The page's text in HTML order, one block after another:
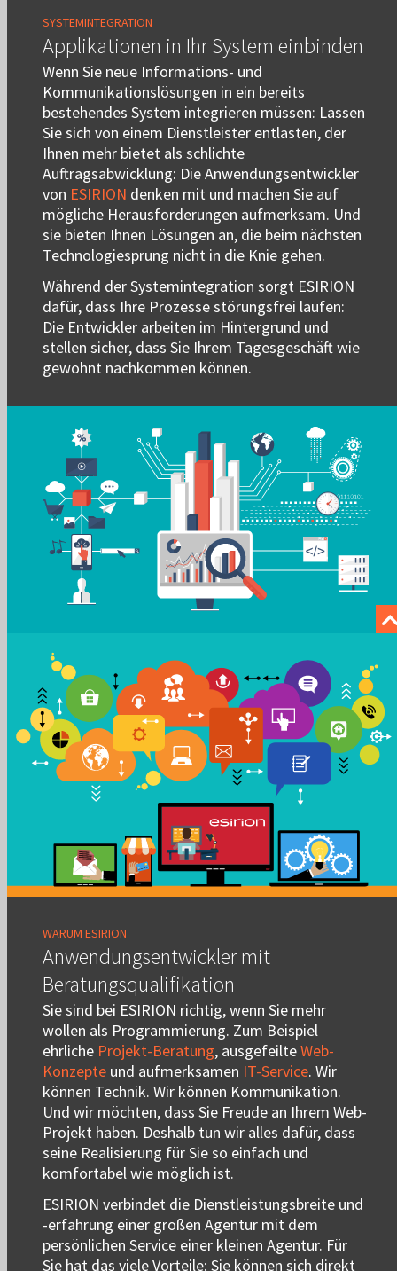
SYSTEMINTEGRATION
Applikationen in Ihr System einbinden
Wenn Sie neue Informations- und
Kommunikationslösungen in ein bereits
bestehendes System integrieren müssen: Lassen
Sie sich von einem Dienstleister entlasten, der
Ihnen mehr bietet als schlichte
Auftragsabwicklung: Die Anwendungsentwickler
von ESIRION denken mit und machen Sie auf
mögliche Herausforderungen aufmerksam. Und
sie bieten Ihnen Lösungen an, die beim nächsten
Technologiesprung nicht in die Knie gehen.
Während der Systemintegration sorgt ESIRION
dafür, dass Ihre Prozesse störungsfrei laufen:
Die Entwickler arbeiten im Hintergrund und
stellen sicher, dass Sie Ihrem Tagesgeschäft wie
gewohnt nachkommen können.
WARUM ESIRION
Anwendungsentwickler mit
Beratungsqualifikation
Sie sind bei ESIRION richtig, wenn Sie mehr
wollen als Programmierung. Zum Beispiel
ehrliche Projekt-Beratung, ausgefeilteWeb-
Konzepte und aufmerksamen IT-Service. Wir
können Technik. Wir können Kommunikation.
Und wir möchten, dass Sie Freude an Ihrem Web-
Projekt haben. Deshalb tun wir alles dafür, dass
seine Realisierung für Sie so einfach und
komfortabel wie möglich ist.
ESIRION verbindet die Dienstleistungsbreite und
-erfahrung einer großen Agentur mit dem
persönlichen Service einer kleinen Agentur. Für
Sie hat das viele Vorteile: Sie können sich direkt